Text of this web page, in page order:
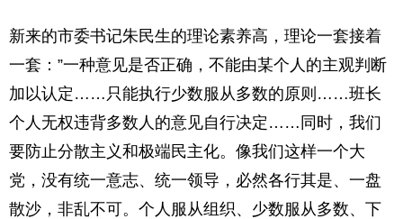
新来的市委书记朱民生的理论素养高，理论一套接着
一套：”一种意见是否正确，不能由某个人的主观判断
加以认定……只能执行少数服从多数的原则……班长
个人无权违背多数人的意见自行决定……同时，我们
要防止分散主义和极端民主化。像我们这样一个大
党，没有统一意志、统一领导，必然各行其是、一盘
散沙，非乱不可。个人服从组织、少数服从多数、下